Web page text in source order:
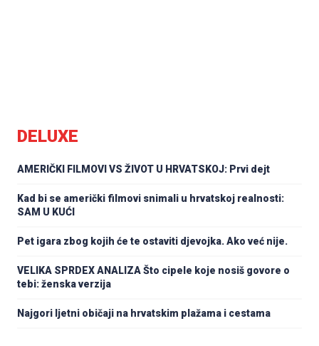
DELUXE
AMERIČKI FILMOVI VS ŽIVOT U HRVATSKOJ: Prvi dejt
Kad bi se američki filmovi snimali u hrvatskoj realnosti:
SAM U KUĆI
Pet igara zbog kojih će te ostaviti djevojka. Ako već nije.
VELIKA SPRDEX ANALIZA Što cipele koje nosiš govore o
tebi: ženska verzija
Najgori ljetni običaji na hrvatskim plažama i cestama